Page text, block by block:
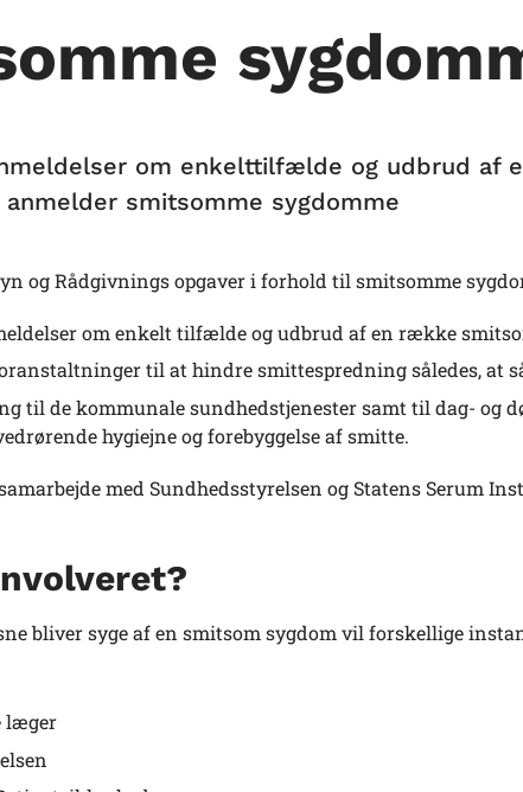
om enkelttilfælde og udbrud af
smitsomme sygdomme
og Rådgivnings opgaver i forhold til smitsomme
om enkelt tilfælde og udbrud af en række
til at hindre smittespredning således, at
til de kommunale sundhedstjenester samt til dag- og
hygiejne og forebyggelse af smitte.
med Sundhedsstyrelsen og Statens Serum
bliver syge af en smitsom sygdom vil forskellige
læger